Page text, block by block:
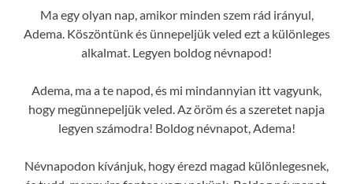
Ma egy olyan nap, amikor minden szem rád irányul,
Adema. Köszöntünk és ünnepeljük veled ezt a különleges
alkalmat. Legyen boldog névnapod!
Adema, ma a te napod, és mi mindannyian itt vagyunk,
hogy megünnepeljük veled. Az öröm és a szeretet napja
legyen számodra! Boldog névnapot, Adema!
Névnapodon kívánjuk, hogy érezd magad különlegesnek,